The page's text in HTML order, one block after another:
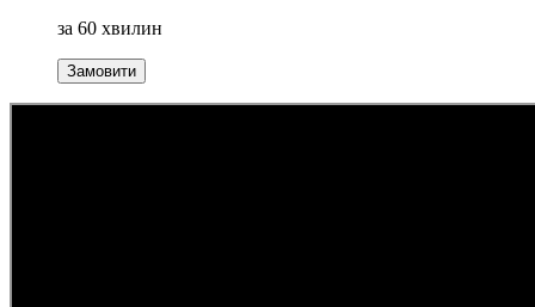
за 60 хвилин
Замовити